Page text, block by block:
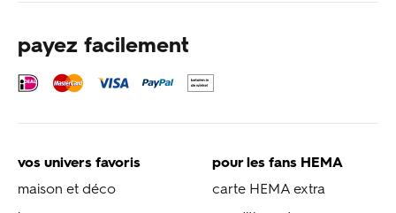
payez facilement
vos univers favoris
maison et déco
pour les fans HEMA
carte HEMA extra